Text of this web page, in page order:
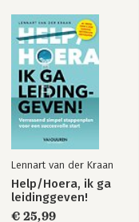
Lennart van der Kraan
Help/Hoera, ik ga
leidinggeven!
€ 25,99